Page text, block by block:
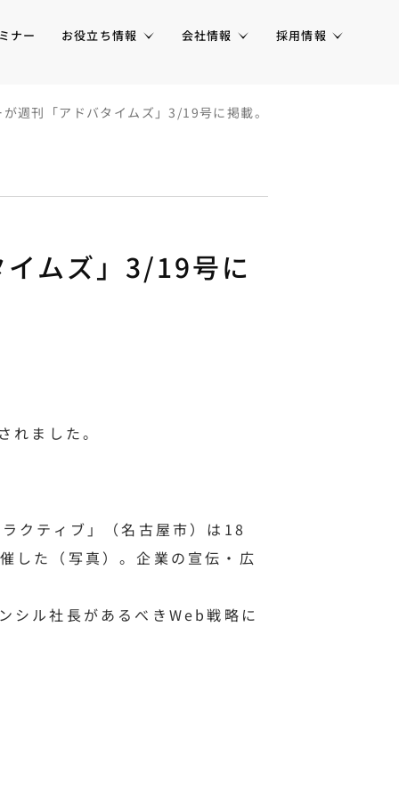
ナー お役立ち情報 会社情報 採用情報
週刊「アドバタイムズ」3/19号に掲載。
ムズ」3/19号に
ました。
クティブ」（名古屋市）は18
した（写真）。企業の宣伝・広
シル社長があるべきWeb戦略に